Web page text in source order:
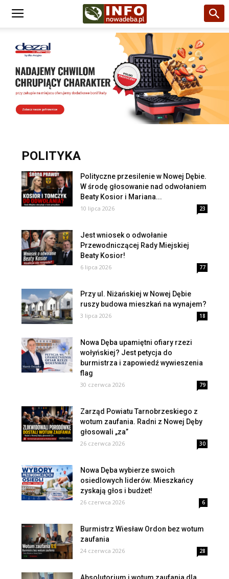
POLITYKA
Polityczne przesilenie w Nowej Dębie.
W środę głosowanie nad odwołaniem
Beaty Kosior i Mariana...
10 lipca 2026 23
Jest wniosek o odwołanie
Przewodniczącej Rady Miejskiej
Beaty Kosior!
6 lipca 2026 77
Przy ul. Niżańskiej w Nowej Dębie
ruszy budowa mieszkań na wynajem?
3 lipca 2026 18
Nowa Dęba upamiętni ofiary rzezi
wołyńskiej? Jest petycja do
burmistrza i zapowiedź wywieszenia
flag
30 czerwca 2026 79
Zarząd Powiatu Tarnobrzeskiego z
wotum zaufania. Radni z Nowej Dęby
głosowali „za”
26 czerwca 2026 30
Nowa Dęba wybierze swoich
osiedlowych liderów. Mieszkańcy
zyskają głos i budżet!
26 czerwca 2026 6
Burmistrz Wiesław Ordon bez wotum
zaufania
24 czerwca 2026 28